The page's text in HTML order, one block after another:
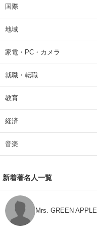
国際
地域
家電・PC・カメラ
就職・転職
教育
経済
音楽
新着著名人一覧
Mrs. GREEN APPLE